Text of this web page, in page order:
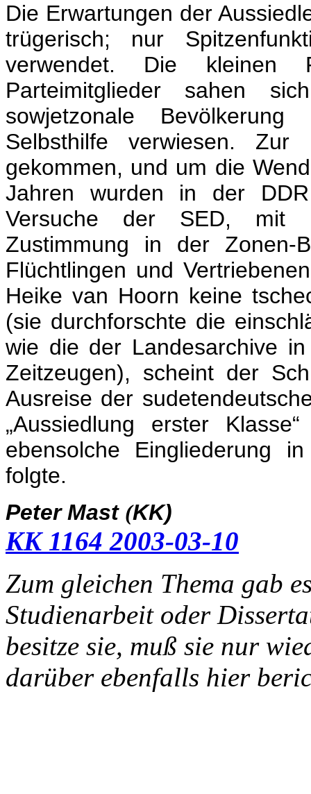
Die Erwartungen der
trügerisch; nur
verwendet. Die kleinen
Parteimitglieder sahen
sowjetzonale
Selbsthilfe verwiesen.
gekommen, und um die
Jahren wurden in der
Versuche der SED, mit
Zustimmung in der Zonen-
Flüchtlingen und
Heike van Hoorn keine
(sie durchforschte die
wie die der Landesarchive
Zeitzeugen), scheint der
Ausreise der
„Aussiedlung erster
ebensolche Eingliederung
folgte.
Peter Mast (KK)
KK 1164 2003-03-10
Zum gleichen Thema gab
Studienarbeit oder
besitze sie, muß sie nur
darüber ebenfalls hier